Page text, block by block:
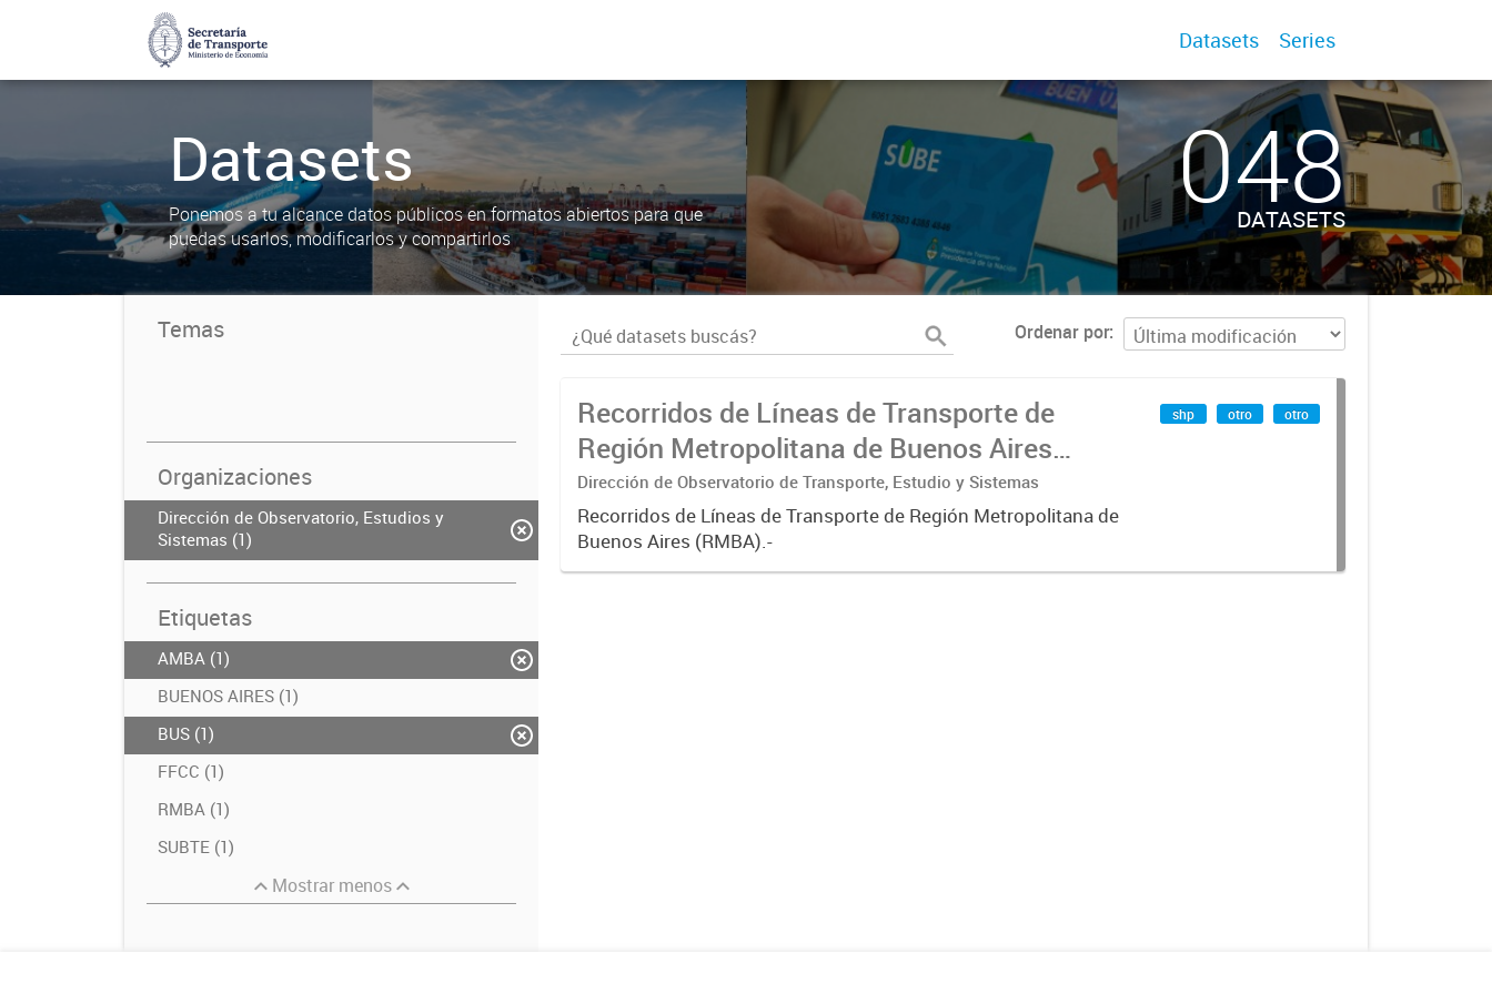
Datasets Series
Datasets
Ponemos a tu alcance datos públicos en formatos abiertos para que
puedas usarlos, modificarlos y compartirlos
048
DATASETS
Temas
Organizaciones
Dirección de Observatorio, Estudios y
Sistemas (1)
Etiquetas
AMBA (1)
BUENOS AIRES (1)
BUS (1)
FFCC (1)
RMBA (1)
SUBTE (1)
Mostrar menos
Ordenar por
Recorridos de Líneas de Transporte de
Región Metropolitana de Buenos Aires
(RMBA)
Dirección de Observatorio de Transporte, Estudio y Sistemas
Recorridos de Líneas de Transporte de Región Metropolitana de
Buenos Aires (RMBA).-
shp otro otro